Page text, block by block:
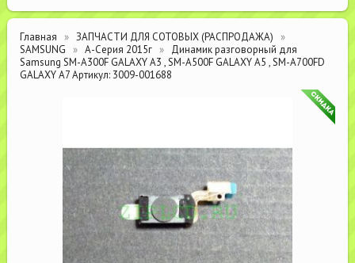
Главная
ЗАПЧАСТИ ДЛЯ СОТОВЫХ (РАСПРОДАЖА)
SAMSUNG
А-Серия 2015г
Динамик разговорный для
Samsung SM-A300F GALAXY A3 , SM-A500F GALAXY A5 , SM-A700FD
GALAXY A7 Артикул: 3009-001688